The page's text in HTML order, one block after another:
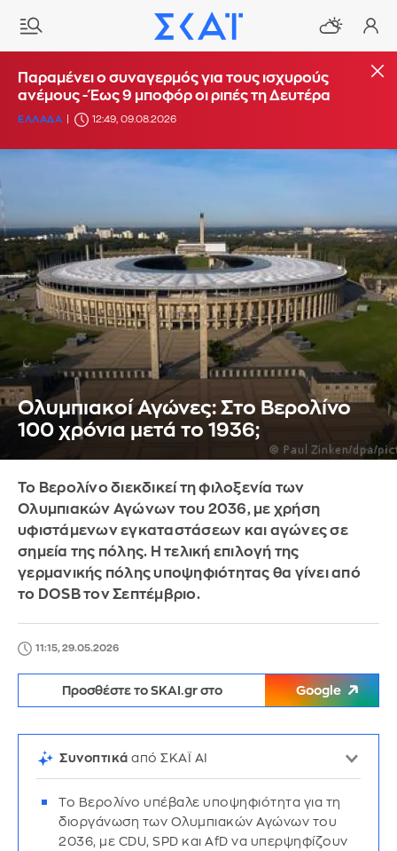
Παραμένει ο συναγερμός για τους ισχυρούς
ανέμους - Έως 9 μποφόρ οι ριπές τη Δευτέρα
ΕΛΛΑΔΑ 12:49, 09.08.2026
Ολυμπιακοί Αγώνες: Στο Βερολίνο
100 χρόνια μετά το 1936;
Το Βερολίνο διεκδικεί τη φιλοξενία των
Ολυμπιακών Αγώνων του 2036, με χρήση
υφιστάμενων εγκαταστάσεων και αγώνες σε
σημεία της πόλης. Η τελική επιλογή της
γερμανικής πόλης υποψηφιότητας θα γίνει από
το DOSB τον Σεπτέμβριο.
11:15, 29.05.2026
Προσθέστε το SKAI.gr στο Google
Συνοπτικά από ΣΚΑΪ AI
Το Βερολίνο υπέβαλε υποψηφιότητα για τη
διοργάνωση των Ολυμπιακών Αγώνων του
2036, με CDU, SPD και AfD να υπερψηφίζουν